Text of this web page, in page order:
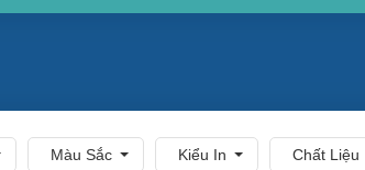
Màu Sắc Kiểu In Chất Liệu